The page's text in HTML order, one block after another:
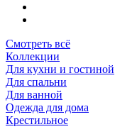
Смотреть всё
Коллекции
Для кухни и гостиной
Для спальни
Для ванной
Одежда для дома
Крестильное